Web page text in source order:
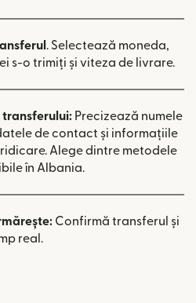
. Selectează moneda,
s-o trimiți și viteza de livrare.
transferului: Precizează numele
de contact și informațiile
Alege dintre metodele
în Albania.
Confirmă transferul și
real.